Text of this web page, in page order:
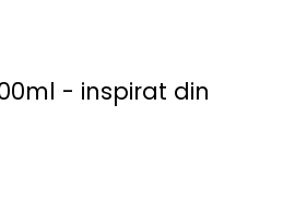
- inspirat din